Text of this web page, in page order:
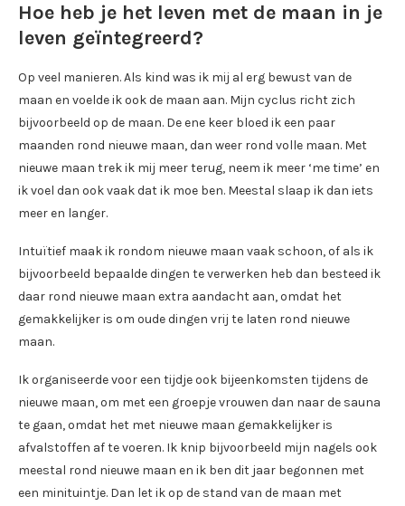
Hoe heb je het leven met de maan in je
leven geïntegreerd?
Op veel manieren. Als kind was ik mij al erg bewust van de
maan en voelde ik ook de maan aan. Mijn cyclus richt zich
bijvoorbeeld op de maan. De ene keer bloed ik een paar
maanden rond nieuwe maan, dan weer rond volle maan. Met
nieuwe maan trek ik mij meer terug, neem ik meer ‘me time’ en
ik voel dan ook vaak dat ik moe ben. Meestal slaap ik dan iets
meer en langer.
Intuïtief maak ik rondom nieuwe maan vaak schoon, of als ik
bijvoorbeeld bepaalde dingen te verwerken heb dan besteed ik
daar rond nieuwe maan extra aandacht aan, omdat het
gemakkelijker is om oude dingen vrij te laten rond nieuwe
maan.
Ik organiseerde voor een tijdje ook bijeenkomsten tijdens de
nieuwe maan, om met een groepje vrouwen dan naar de sauna
te gaan, omdat het met nieuwe maan gemakkelijker is
afvalstoffen af te voeren. Ik knip bijvoorbeeld mijn nagels ook
meestal rond nieuwe maan en ik ben dit jaar begonnen met
een minituintje. Dan let ik op de stand van de maan met